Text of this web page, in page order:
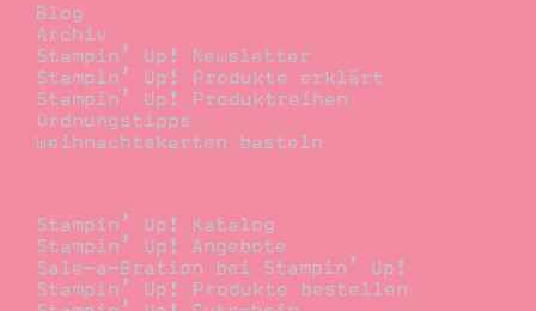
Blog
Archiv
Stampin’ Up! Newsletter
Stampin’ Up! Produkte erklärt
Stampin’ Up! Produktreihen
Ordnungstipps
Weihnachtskarten basteln
Stampin’ Up! Katalog
Stampin’ Up! Angebote
Sale-a-Bration bei Stampin’ Up!
Stampin’ Up! Produkte bestellen